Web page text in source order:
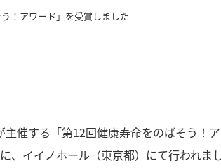
！アワード」を受賞しました
催する「第12回健康寿命をのばそう！
イイノホール（東京都）にて行われまし